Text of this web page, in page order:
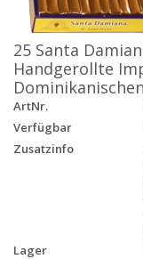
25 Santa
Handgerollte
ArtNr.
Verfügbar
Zusatzinfo
Lager